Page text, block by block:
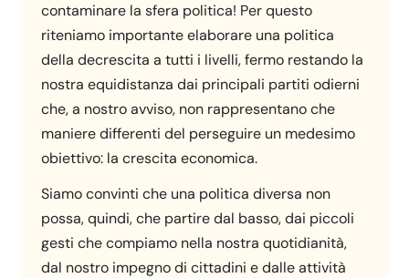
contaminare la sfera politica! Per questo
riteniamo importante elaborare una politica
della decrescita a tutti i livelli, fermo restando la
nostra equidistanza dai principali partiti odierni
che, a nostro avviso, non rappresentano che
maniere differenti del perseguire un medesimo
obiettivo: la crescita economica.
Siamo convinti che una politica diversa non
possa, quindi, che partire dal basso, dai piccoli
gesti che compiamo nella nostra quotidianità,
dal nostro impegno di cittadini e dalle attività